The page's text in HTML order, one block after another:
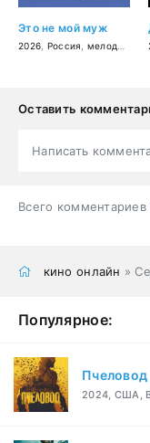
Это не мой муж
2026 Россия мелодрама
Оставить
Написать
Всего комментариев
кино онлайн »
Популярное:
Пчеловод
2024, США,